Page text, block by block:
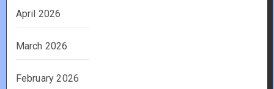
April 2026
March 2026
February 2026